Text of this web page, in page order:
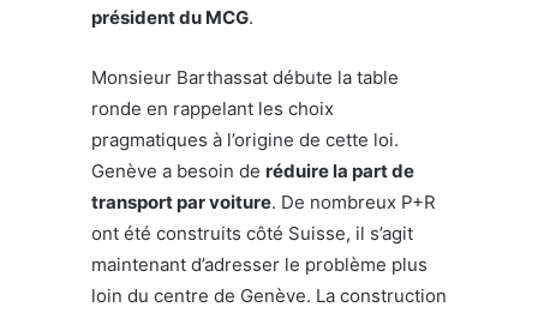
président du MCG.
Monsieur Barthassat débute la table
ronde en rappelant les choix
pragmatiques à l’origine de cette loi.
Genève a besoin de réduire la part de
transport par voiture. De nombreux P+R
ont été construits côté Suisse, il s’agit
maintenant d’adresser le problème plus
loin du centre de Genève. La construction